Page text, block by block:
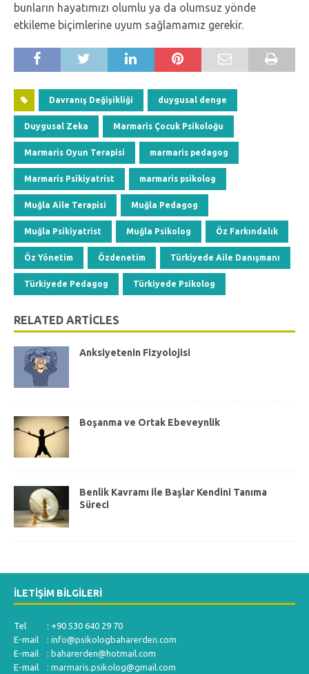
bunların hayatımızı olumlu ya da olumsuz yönde
etkileme biçimlerine uyum sağlamamız gerekir.
Davranış Değişikliği duygusal denge
Duygusal Zeka Marmaris Çocuk Psikoloğu
Marmaris Oyun Terapisi marmaris pedagog
Marmaris Psikiyatrist marmaris psikolog
Muğla Aile Terapisi Muğla Pedagog
Muğla Psikiyatrist Muğla Psikolog Öz Farkındalık
Öz Yönetim Özdenetim Türkiyede Aile Danışmanı
Türkiyede Pedagog Türkiyede Psikolog
RELATED ARTICLES
Anksiyetenin Fizyolojisi
Boşanma ve Ortak Ebeveynlik
Benlik Kavramı ile Başlar Kendini Tanıma
Süreci
İLETIŞIM BILGILERI
Tel : +90 530 640 29 70
E-mail : info@psikologbaharerden.com
E-mail : baharerden@hotmail.com
E-mail : marmaris.psikolog@gmail.com